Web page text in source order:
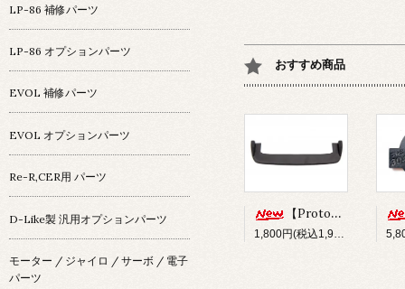
おすすめ商品
【Prototype34】フロントディフューザー
1,800円(税込1,980円)
LP-86 補修パーツ
LP-86 オプションパーツ
EVOL 補修パーツ
EVOL オプションパーツ
Re-R,CER用 パーツ
D-Like製 汎用オプションパーツ
モーター / ジャイロ / サーボ / 電子
パーツ